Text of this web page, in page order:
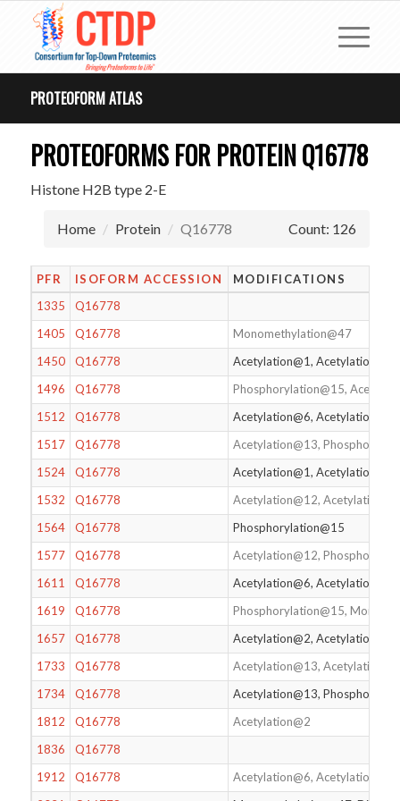
PROTEOFORM ATLAS
PROTEOFORMS FOR PROTEIN Q16778
Histone H2B type 2-E
Home Protein Q16778 Count: 126
PFR ISOFORM ACCESSION
MODIFICATIONS
1335
Q16778
1405
Q16778
Monomethylation@47
1450
Q16778
Acetylation@1,
1496
Q16778
Phosphorylation@15,
1512
Q16778
Acetylation@6,
1517
Q16778
Acetylation@13,
1524
Q16778
Acetylation@1,
1532
Q16778
Acetylation@12,
1564
Q16778
Phosphorylation@15
1577
Q16778
Acetylation@12,
1611
Q16778
Acetylation@6,
1619
Q16778
Phosphorylation@15,
1657
Q16778
Acetylation@2,
1733
Q16778
Acetylation@13,
1734
Q16778
Acetylation@13,
1812
Q16778
Acetylation@2
1836
Q16778
1912
Q16778
Acetylation@6,